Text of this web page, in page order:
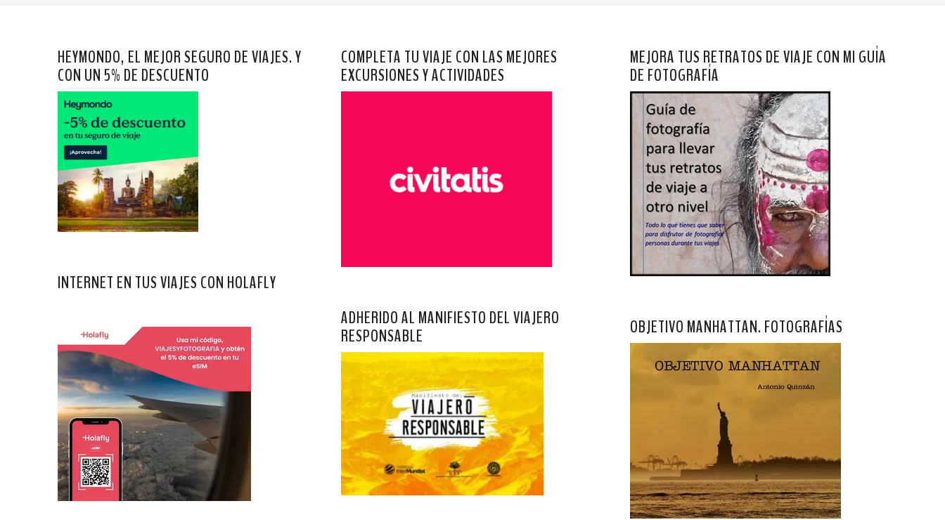
HEYMONDO, EL MEJOR SEGURO DE VIAJES. Y
CON UN 5% DE DESCUENTO
INTERNET EN TUS VIAJES CON HOLAFLY
COMPLETA TU VIAJE CON LAS MEJORES
EXCURSIONES Y ACTIVIDADES
ADHERIDO AL MANIFIESTO DEL VIAJERO
RESPONSABLE
MEJORA TUS RETRATOS DE VIAJE CON MI GUÍA
DE FOTOGRAFÍA
OBJETIVO MANHATTAN. FOTOGRAFÍAS